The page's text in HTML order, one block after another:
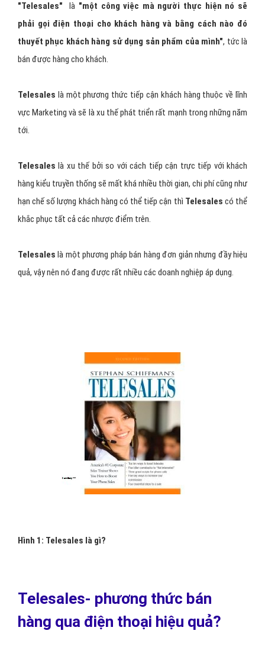
"Telesales" là "một công việc mà người thực hiện nó sẽ
phải gọi điện thoại cho khách hàng và bằng cách nào đó
thuyết phục khách hàng sử dụng sản phẩm của mình", tức là
bán được hàng cho khách.
Telesales là một phương thức tiếp cận khách hàng thuộc về lĩnh
vực Marketing và sẽ là xu thế phát triển rất mạnh trong những năm
tới.
Telesales là xu thế bởi so với cách tiếp cận trực tiếp với khách
hàng kiểu truyền thống sẽ mất khá nhiều thời gian, chi phí cũng như
hạn chế số lượng khách hàng có thể tiếp cận thì Telesales có thể
khắc phục tất cả các nhược điểm trên.
Telesales là một phương pháp bán hàng đơn giản nhưng đầy hiệu
quả, vậy nên nó đang được rất nhiều các doanh nghiệp áp dụng.
Hình 1: Telesales là gì?
Telesales- phương thức bán
hàng qua điện thoại hiệu quả?